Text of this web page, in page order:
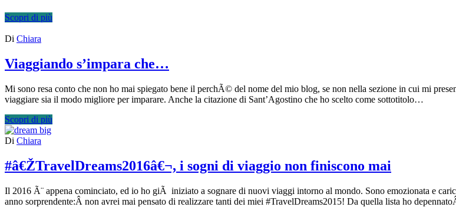
Scopri di più
Di Chiara
Viaggiando s’impara che…
Mi sono resa conto che non ho mai spiegato bene il perchÃ© del nome del mio blog, se non nella sezione in cui mi
viaggiare sia il modo migliore per imparare. Anche la citazione di Sant’Agostino che ho scelto come sottotitolo…
Scopri di più
Di Chiara
#â€ŽTravelDreams2016â€¬, i sogni di viaggio non finiscono mai
Il 2016 Ã¨ appena cominciato, ed io ho giÃ iniziato a sognare di nuovi viaggi intorno al mondo. Sono emozionata e
anno sorprendente:Â non avrei mai pensato di realizzare tanti dei miei #TravelDreams2015! Da quella lista ho